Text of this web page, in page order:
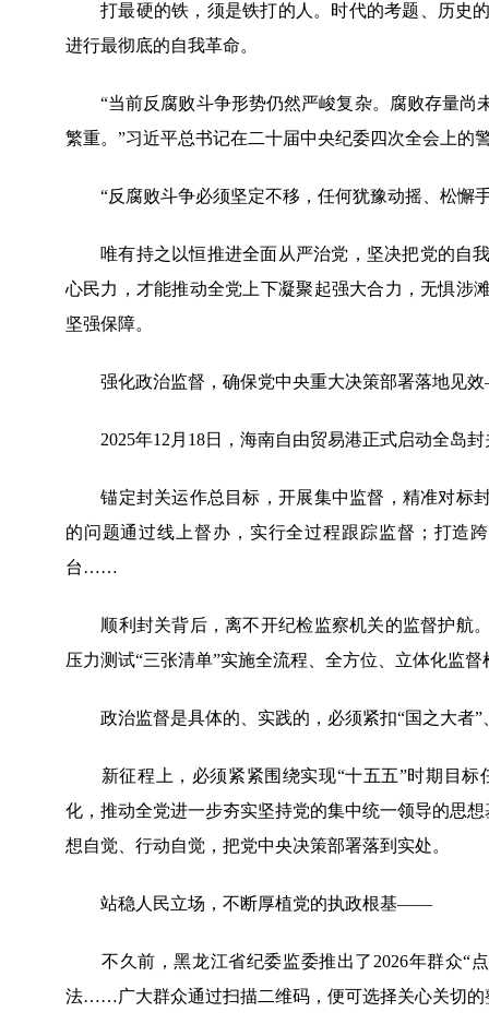
打最硬的铁，须是铁打的人。时代的考题、历史的
进行最彻底的自我革命。
“当前反腐败斗争形势仍然严峻复杂。腐败存量尚
繁重。”习近平总书记在二十届中央纪委四次全会上
“反腐败斗争必须坚定不移，任何犹豫动摇、松懈
唯有持之以恒推进全面从严治党，坚决把党的自我
心民力，才能推动全党上下凝聚起强大合力，无惧涉
坚强保障。
强化政治监督，确保党中央重大决策部署落地见
2025年12月18日，海南自由贸易港正式启动全岛封
锚定封关运作总目标，开展集中监督，精准对标封
的问题通过线上督办，实行全过程跟踪监督；打造
台……
顺利封关背后，离不开纪检监察机关的监督护航。
压力测试“三张清单”实施全流程、全方位、立体化监
政治监督是具体的、实践的，必须紧扣“国之大者”
新征程上，必须紧紧围绕实现“十五五”时期目标
化，推动全党进一步夯实坚持党的集中统一领导的思
想自觉、行动自觉，把党中央决策部署落到实处。
站稳人民立场，不断厚植党的执政根基——
不久前，黑龙江省纪委监委推出了2026年群众“
法……广大群众通过扫描二维码，便可选择关心关切的